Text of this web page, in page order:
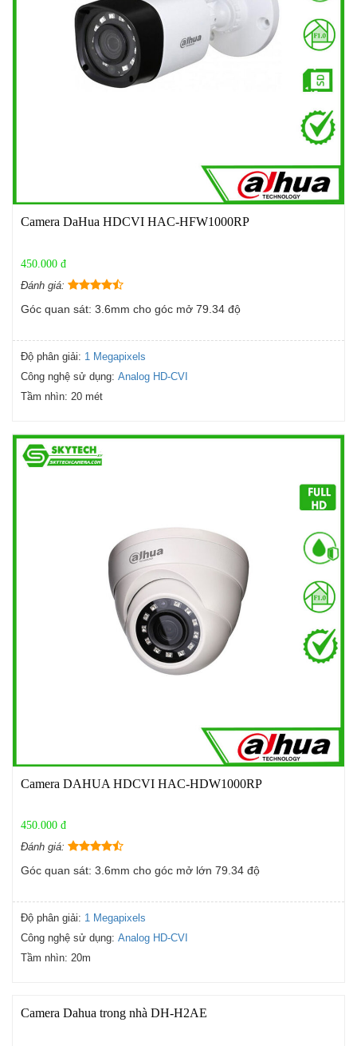
Camera DaHua HDCVI HAC-HFW1000RP
450.000 đ
Đánh giá:
Góc quan sát: 3.6mm cho góc mở 79.34 độ
Độ phân giải: 1 Megapixels
Công nghệ sử dụng: Analog HD-CVI
Tầm nhìn: 20 mét
Camera DAHUA HDCVI HAC-HDW1000RP
450.000 đ
Đánh giá:
Góc quan sát: 3.6mm cho góc mở lớn 79.34 độ
Độ phân giải: 1 Megapixels
Công nghệ sử dụng: Analog HD-CVI
Tầm nhìn: 20m
Camera Dahua trong nhà DH-H2AE